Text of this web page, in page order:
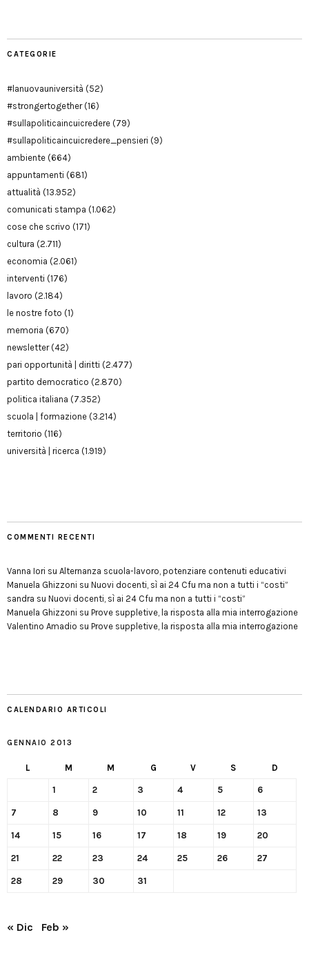
CATEGORIE
#lanuovauniversità (52)
#strongertogether(16)
#sullapoliticaincuicredere (79)
#sullapoliticaincuicredere_pensieri (9)
ambiente (664)
appuntamenti (681)
attualità (13.952)
comunicati stampa (1.062)
cose che scrivo (171)
cultura (2.711)
economia (2.061)
interventi (176)
lavoro (2.184)
le nostre foto (1)
memoria (670)
newsletter(42)
pari opportunità | diritti (2.477)
partito democratico (2.870)
politica italiana (7.352)
scuola | formazione (3.214)
territorio (116)
università | ricerca (1.919)
COMMENTI RECENTI
Vanna Iori su Alternanza scuola-lavoro, potenziare contenuti educativi
Manuela Ghizzoni su Nuovi docenti, sì ai 24 Cfu ma non a tutti i “costi”
sandra su Nuovi docenti, sì ai 24 Cfu ma non a tutti i “costi”
Manuela Ghizzoni su Prove suppletive, la risposta alla mia interrogazione
Valentino Amadio su Prove suppletive, la risposta alla mia interrogazione
CALENDARIO ARTICOLI
GENNAIO 2013
L M M G V S D
1 2 3 4 5 6
7 8 9 10 11 12 13
14 15 16 17 18 19 20
21 22 23 24 25 26 27
28 29 30 31
« Dic Feb »